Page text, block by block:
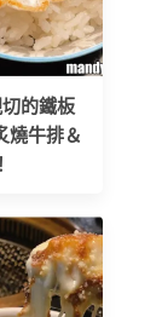
的鐵板
燒牛排＆